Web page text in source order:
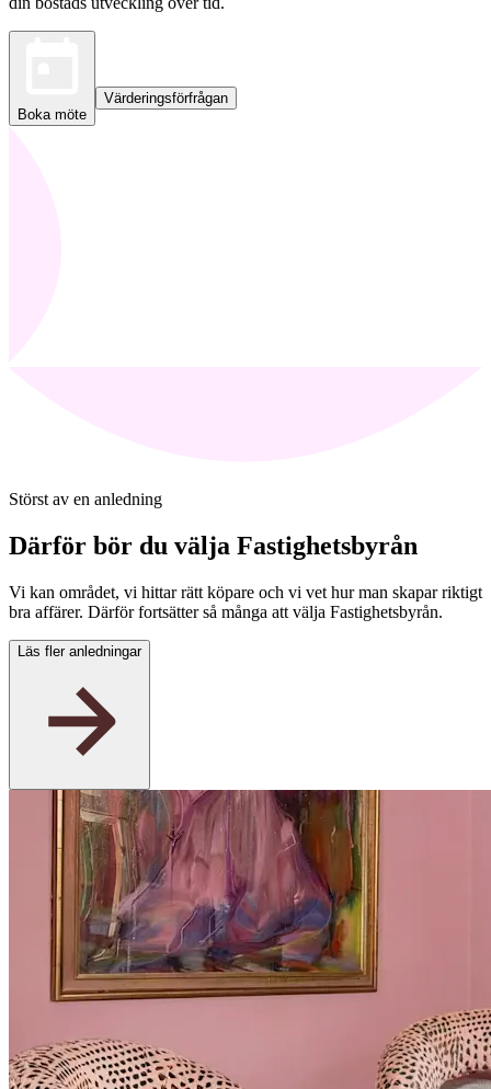
Boka möte
Värderingsförfrågan
Störst av en anledning
Därför bör du välja Fastighetsbyrån
Vi kan området, vi hittar rätt köpare och vi vet hur man skapar riktigt
bra affärer. Därför fortsätter så många att välja Fastighetsbyrån.
Läs fler anledningar